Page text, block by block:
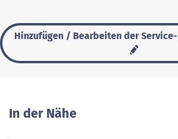
Hinzufügen / Bearbeiten der
In der Nähe